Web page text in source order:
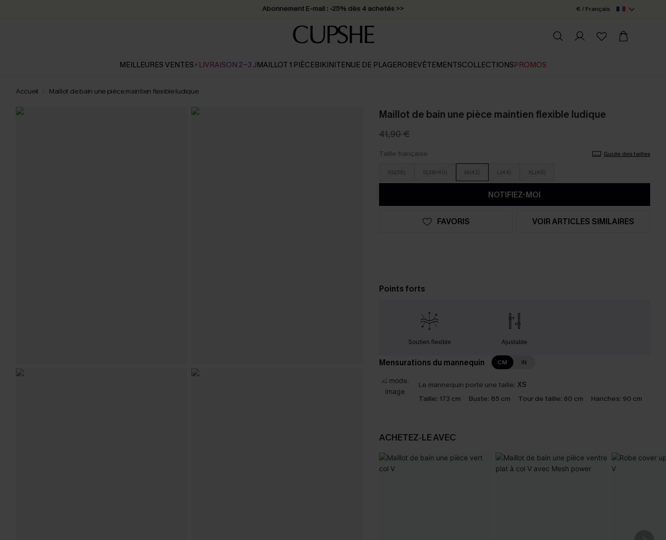
Abonnement E-mail : -25% dès 4 achetés >> € / Français
MEILLEURES VENTES⚡LIVRAISON 2-3 JMAILLOT 1 PIÈCEBIKINITENUE DE PLAGEROBEVÊTEMENTSCOLLECTIONSPROMOS
Accueil Maillot de bain une pièce maintien flexible ludique
Maillot de bain une pièce maintien flexible ludique
41,90 €
Taille française Guide des tailles
XS(36) S(38/40) M(42) L(44) XL(46)
NOTIFIEZ-MOI
FAVORIS VOIR ARTICLES SIMILAIRES
Points forts
Soutien flexible Ajustable
Mensurations du mannequin CM IN
Le mannequin porte une taille: XS
Taille: 173 cm Buste: 85 cm Tour de taille: 60 cm Hanches: 90 cm
ACHETEZ‑LE AVEC